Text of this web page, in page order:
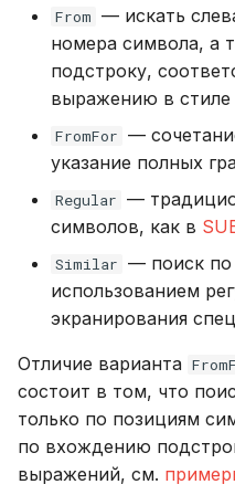
Настройка Systemd
Устранение неполадок
DROP PLUGIN
DROP PROCEDURE
DROP ROLE
DROP TABLE
EXPLAIN
GRANT
REVOKE
From — искать
номера символа, а
подстроку,
выражению в стиле
FromFor —
указание полных
Regular —
символов, как в
Similar — поиск по
использованием
экранирования
Отличие варианта
состоит в том, что
только по позициям
по вхождению
выражений, см.